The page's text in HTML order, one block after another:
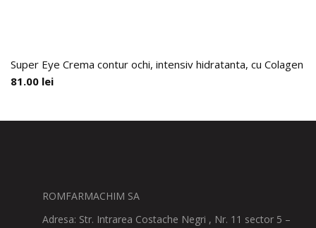
Super Eye Crema contur ochi, intensiv hidratanta, cu Colagen
81.00 lei
ROMFARMACHIM SA
Adresa: Str. Intrarea Costache Negri , Nr. 11 sector 5 –